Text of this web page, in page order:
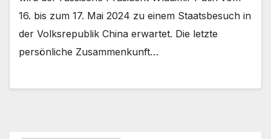
16. bis zum 17. Mai 2024 zu einem Staatsbesuch in
der Volksrepublik China erwartet. Die letzte
persönliche Zusammenkunft…